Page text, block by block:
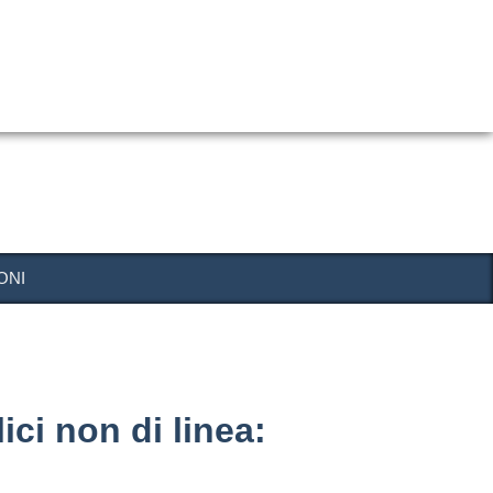
non di linea: